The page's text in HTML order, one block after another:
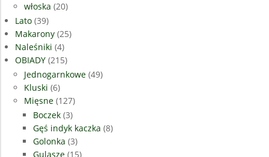
włoska (20)
Lato (39)
Makarony (25)
Naleśniki (4)
OBIADY (215)
Jednogarnkowe (49)
Kluski (6)
Mięsne (127)
Boczek (3)
Gęś indyk kaczka (8)
Golonka (3)
Gulasze (15)